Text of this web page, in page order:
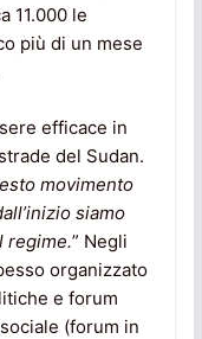
11.000 le
più di un mese
efficace in
del Sudan.
movimento
siamo
regime.” Negli
organizzato
e forum
(forum in